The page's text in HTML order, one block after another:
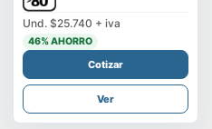
Und. $25.740 + iva
46% AHORRO
Cotizar
Ver